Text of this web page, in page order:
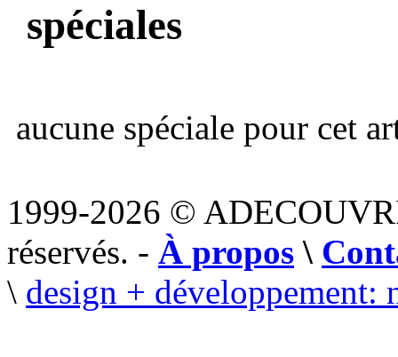
spéciales
aucune spéciale pour cet
1999-2026 ©
réservés. - À propos \
\ design + développement: